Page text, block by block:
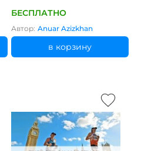
БЕСПЛАТНО
Автор: Anuar Azizkhan
в корзину